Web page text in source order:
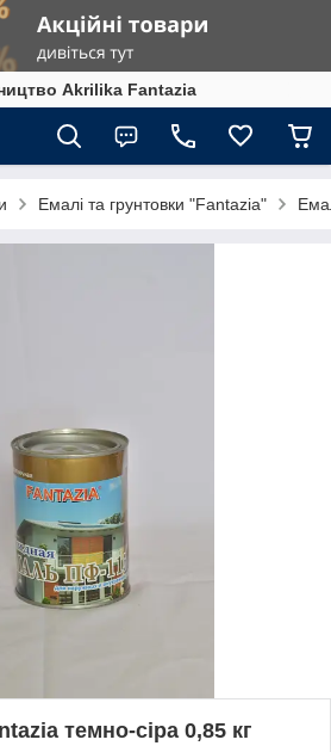
Akrilika Fantazia
Емалі та грунтовки "Fantazia"
темно-сіра 0,85 кг